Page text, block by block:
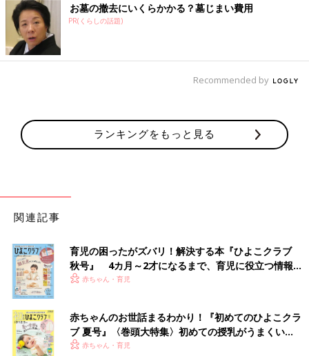
メリーズ赤ちゃんスーパーはいはい競走
※参加は抽選になります。
お墓の撤去にいくらかかる？墓じまい費用
PR(くらしの話題)
Recommended by
ランキングをもっと見る
関連記事
育児の困ったがズバリ！解決する本『ひよこクラブ
秋号』 4カ月～2才になるまで、育児に役立つ情報が
いっぱい！
赤ちゃん・育児
赤ちゃんのお世話まるわかり！『初めてのひよこクラ
ブ 夏号』〈巻頭大特集〉初めての授乳がうまくい
く！ おっぱい・ミルクの基本と夏のトラブル 解決テ
赤ちゃん・育児